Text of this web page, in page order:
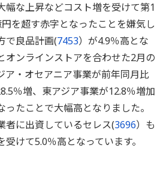
幅な上昇などコスト増を受けて第1
を超す赤字となったことを嫌気し
で良品計画(7453）が4.9％高とな
オンラインストアを合わせた2月の
ア・オセアニア事業が前年同月比
％増、東アジア事業が12.8％増加
たことで大幅高となりました。
者に出資しているセレス(3696）も
けて5.0％高となっています。